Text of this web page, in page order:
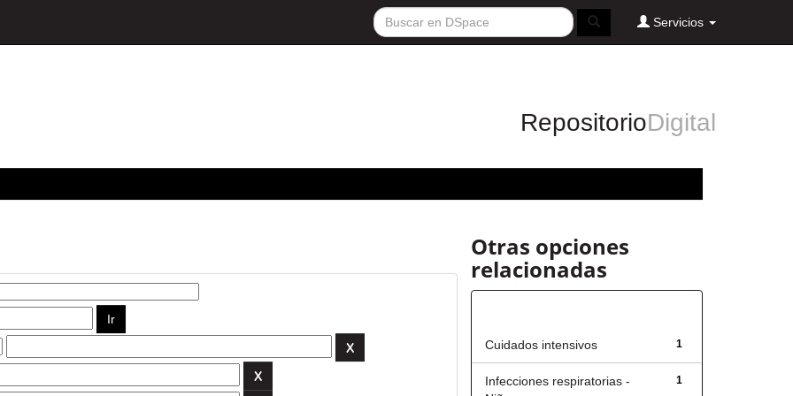
Servicios
RepositorioDigital
Otras opciones
relacionadas
1
Cuidados intensivos
1
Infecciones respiratorias -